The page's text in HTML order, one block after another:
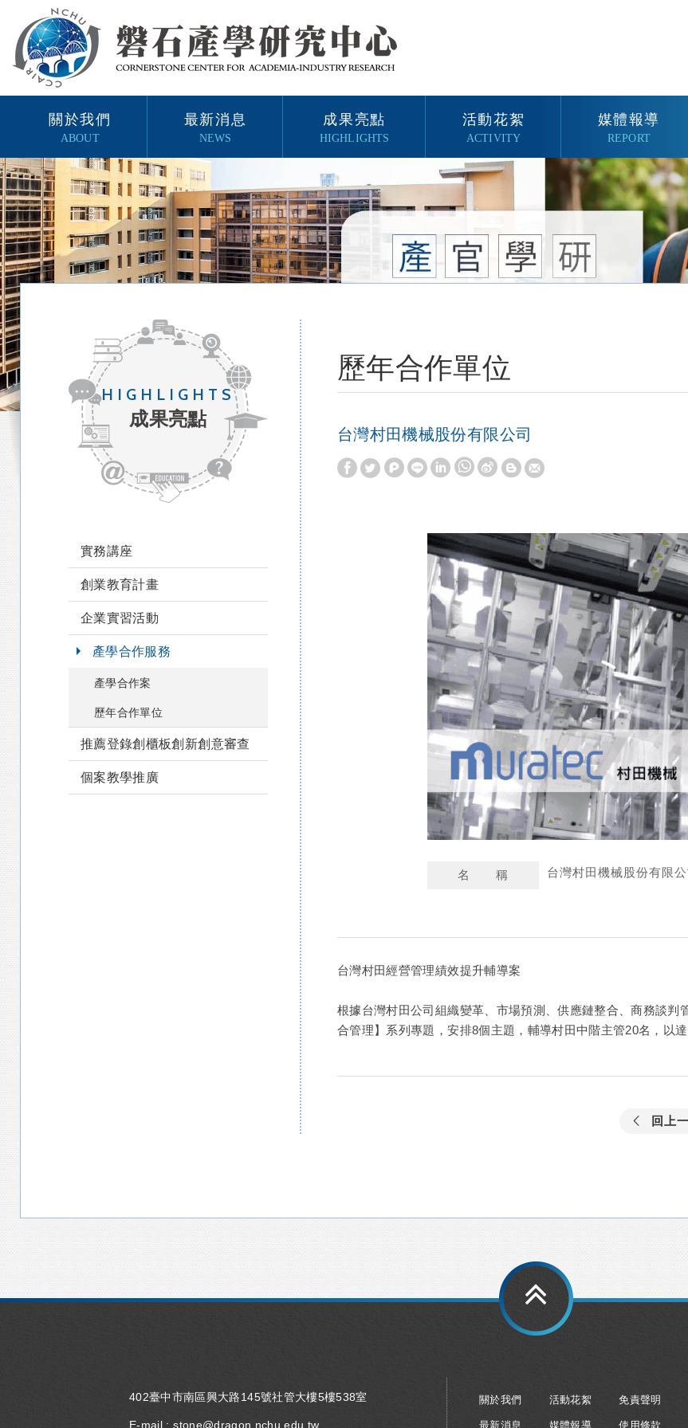
關於我們
ABOUT
最新消息
NEWS
成果亮點
HIGHLIGHTS
活動花絮
ACTIVITY
媒體報導
REPORT
HIGHLIGHTS
成果亮點
實務講座
創業教育計畫
企業實習活動
產學合作服務
產學合作案
歷年合作單位
推薦登錄創櫃板創新創意審查
個案教學推廣
歷年合作單位
台灣村田機械股份有限公司
a
t
s
A
p
p
n
a
W
e
i
b
o
名 稱 台灣村田機械股份有限公
台灣村田經營管理績效提升輔導案
根據台灣村田公司組織變革、市場預測、供應鏈整合、商務談
合管理】系列專題，安排8個主題，輔導村田中階主管20名，以
回上
402臺中市南區興大路145號社管大樓5樓538室
E-mail :stone@dragon.nchu.edu.tw
關於我們
最新消息
活動花絮
媒體報導
免責聲明
使用條款